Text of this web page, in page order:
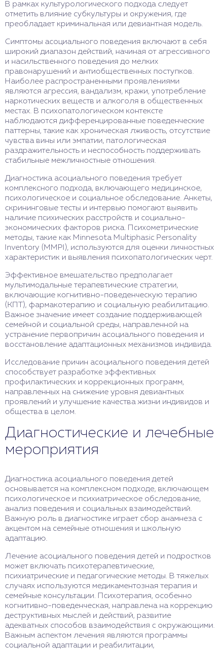
В рамках культурологического подхода следует
отметить влияние субкультуры и окружения, где
преобладает криминальная или девиантная модель.
Симптомы асоциального поведения включают в себя
широкий диапазон действий, начиная от агрессивного
и насильственного поведения до мелких
правонарушений и антиобщественных поступков.
Наиболее распространенными проявлениями
являются агрессия, вандализм, кражи, употребление
наркотических веществ и алкоголя в общественных
местах. В психопатологическом контексте
наблюдаются дифференцированные поведенческие
паттерны, такие как хроническая лживость, отсутствие
чувства вины или эмпатии, патологическая
раздражительность и неспособность поддерживать
стабильные межличностные отношения.
Диагностика асоциального поведения требует
комплексного подхода, включающего медицинское,
психологическое и социальное обследование. Анкеты,
скрининговые тесты и интервью помогают выявить
наличие психических расстройств и социально-
экономических факторов риска. Психометрические
методы, такие как Minnesota Multiphasic Personality
Inventory (MMPI), используются для оценки личностных
характеристик и выявления психопатологических черт.
Эффективное вмешательство предполагает
мультимодальные терапевтические стратегии,
включающие когнитивно-поведенческую терапию
(КПТ), фармакотерапию и социальную реабилитацию.
Важное значение имеет создание поддерживающей
семейной и социальной среды, направленной на
устранение первопричин асоциального поведения и
восстановление адаптационных механизмов индивида.
Исследование причин асоциального поведения детей
способствует разработке эффективных
профилактических и коррекционных программ,
направленных на снижение уровня девиантных
проявлений и улучшение качества жизни индивидов и
общества в целом.
Диагностические и лечебные
мероприятия
Диагностика асоциального поведения детей
основывается на комплексном подходе, включающем
психологическое и психиатрическое обследование,
анализ поведения и социальных взаимодействий.
Важную роль в диагностике играет сбор анамнеза с
акцентом на семейные отношения и школьную
адаптацию.
Лечение асоциального поведения детей и подростков
может включать психотерапевтические,
психиатрические и педагогические методы. В тяжелых
случаях используются медикаментозная терапия и
семейные консультации. Психотерапия, особенно
когнитивно-поведенческая, направлена на коррекцию
деструктивных мыслей и действий, развитие
адекватных способов взаимодействия с окружающими.
Важным аспектом лечения являются программы
социальной адаптации и реабилитации,